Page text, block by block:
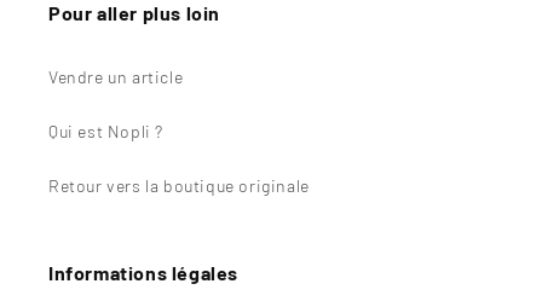
Pour aller plus loin
Vendre un article
Qui est Nopli ?
Retour vers la boutique originale
Informations légales